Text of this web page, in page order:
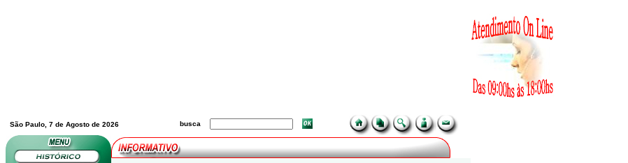
São Paulo, 7 de Agosto de 2026 busca